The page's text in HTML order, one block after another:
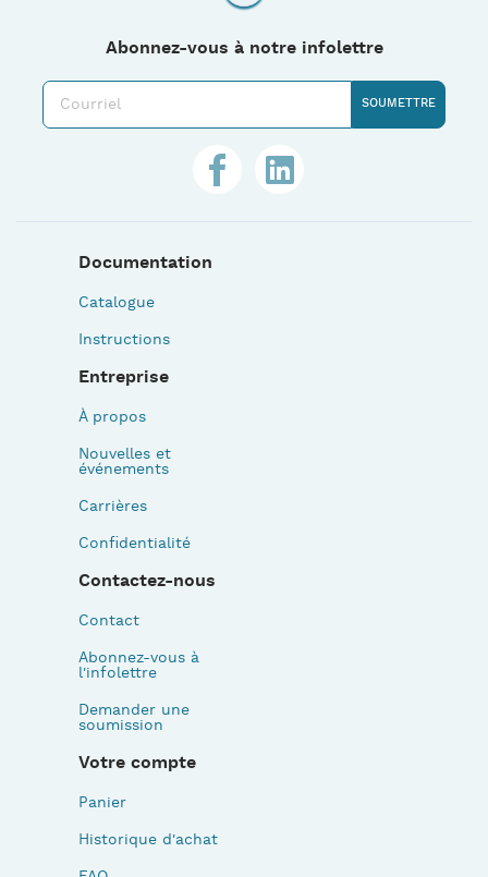
Abonnez-vous à notre infolettre
Documentation
Catalogue
Instructions
Entreprise
À propos
Nouvelles et
événements
Carrières
Confidentialité
Contactez-nous
Contact
Abonnez-vous à
l'infolettre
Demander une
soumission
Votre compte
Panier
Historique d'achat